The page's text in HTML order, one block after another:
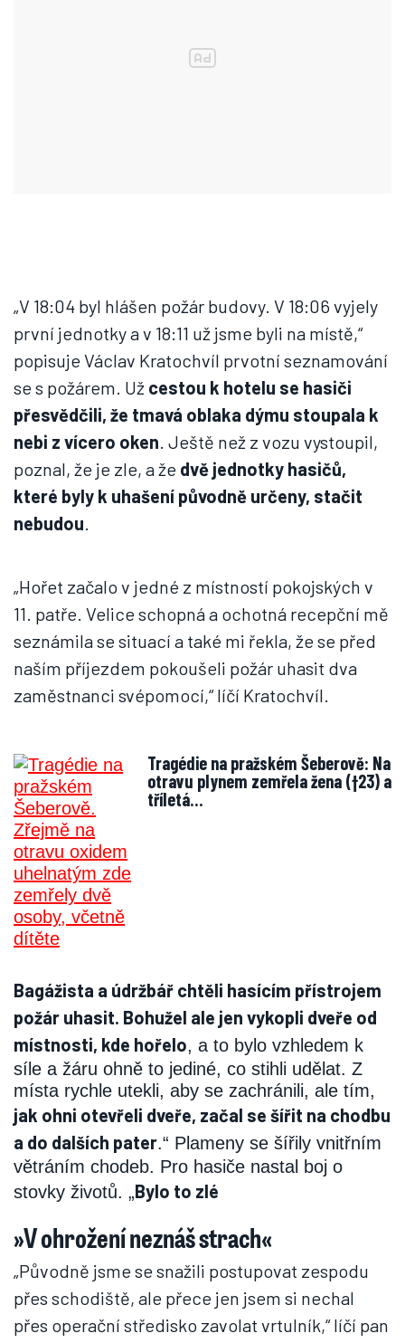
„V 18:04 byl hlášen požár budovy. V 18:06 vyjely
první jednotky a v 18:11 už jsme byli na místě,“
popisuje Václav Kratochvíl prvotní seznamování
se s požárem. Už cestou k hotelu se hasiči
přesvědčili, že tmavá oblaka dýmu stoupala k
nebi z vícero oken. Ještě než z vozu vystoupil,
poznal, že je zle, a že dvě jednotky hasičů,
které byly k uhašení původně určeny, stačit
nebudou.
„Hořet začalo v jedné z místností pokojských v
11. patře. Velice schopná a ochotná recepční mě
seznámila se situací a také mi řekla, že se před
naším příjezdem pokoušeli požár uhasit dva
zaměstnanci svépomocí,“ líčí Kratochvíl.
Tragédie na pražském Šeberově: Na
otravu plynem zemřela žena (†23) a
tříletá…
Bagážista a údržbář chtěli hasícím přístrojem
požár uhasit. Bohužel ale jen vykopli dveře od
místnosti, kde hořelo, a to bylo vzhledem k
síle a žáru ohně to jediné, co stihli udělat. Z
místa rychle utekli, aby se zachránili, ale tím,
jak ohni otevřeli dveře, začal se šířit na chodbu
a do dalších pater.“ Plameny se šířily vnitřním
větráním chodeb. Pro hasiče nastal boj o
stovky životů. „Bylo to zlé
»V ohrožení neznáš strach«
„Původně jsme se snažili postupovat zespodu
přes schodiště, ale přece jen jsem si nechal
přes operační středisko zavolat vrtulník,“ líčí pan